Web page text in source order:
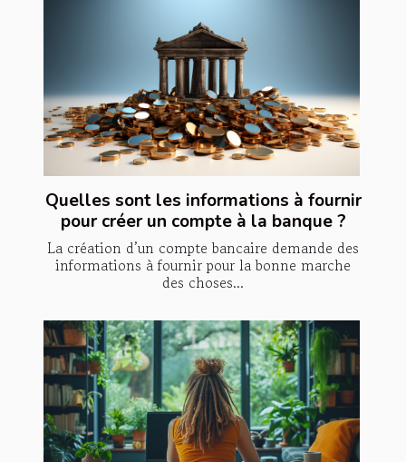
Quelles sont les informations à fournir
pour créer un compte à la banque ?
La création d’un compte bancaire demande des
informations à fournir pour la bonne marche
des choses...